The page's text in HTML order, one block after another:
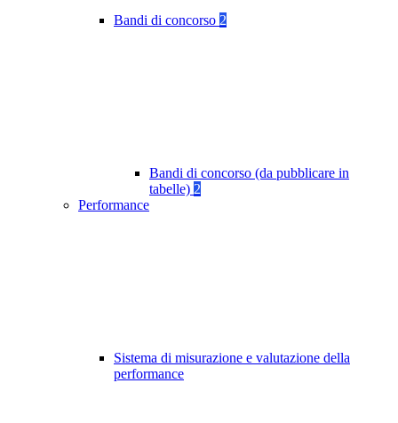
Bandi di concorso 2
Bandi di concorso (da pubblicare in
tabelle) 2
Performance
Sistema di misurazione e valutazione della
performance